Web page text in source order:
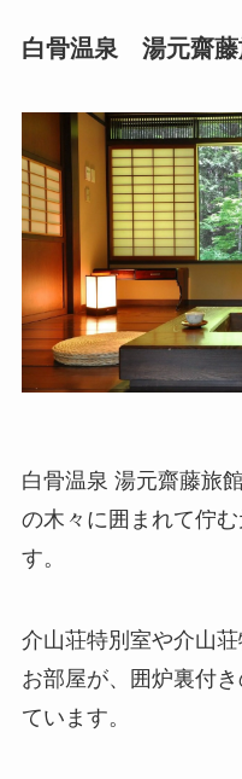
白骨温泉 湯元齋藤
白骨温泉 湯元齋藤旅
の木々に囲まれて佇
す。
介山荘特別室や介山
お部屋が、囲炉裏付
ています。